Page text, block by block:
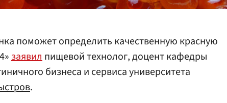
поможет определить качественную красную
заявилпищевой технолог, доцент кафедры
бизнеса и сервиса университета
.